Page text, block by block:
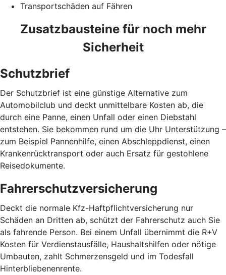
Transportschäden auf Fähren
Zusatzbausteine für noch mehr
Sicherheit
Schutzbrief
Der Schutzbrief ist eine günstige Alternative zum
Automobilclub und deckt unmittelbare Kosten ab, die
durch eine Panne, einen Unfall oder einen Diebstahl
entstehen. Sie bekommen rund um die Uhr Unterstützung –
zum Beispiel Pannenhilfe, einen Abschleppdienst, einen
Krankenrücktransport oder auch Ersatz für gestohlene
Reisedokumente.
Fahrerschutzversicherung
Deckt die normale Kfz-Haftpflichtversicherung nur
Schäden an Dritten ab, schützt der Fahrerschutz auch Sie
als fahrende Person. Bei einem Unfall übernimmt die R+V
Kosten für Verdienstausfälle, Haushaltshilfen oder nötige
Umbauten, zahlt Schmerzensgeld und im Todesfall
Hinterbliebenenrente.